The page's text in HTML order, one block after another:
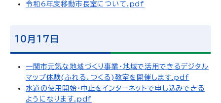
令和6年度移動市長室について.pdf
10月17日
一関市元気な地域づくり事業・地域で活用できるデジタル
マップ体験(ふれる、つくる)教室を開催します.pdf
水道の使用開始・中止をインターネットで申し込みできる
ようになります.pdf